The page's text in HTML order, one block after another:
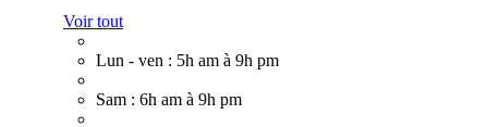
Voir tout
Lun - ven : 5h am à 9h pm
Sam : 6h am à 9h pm